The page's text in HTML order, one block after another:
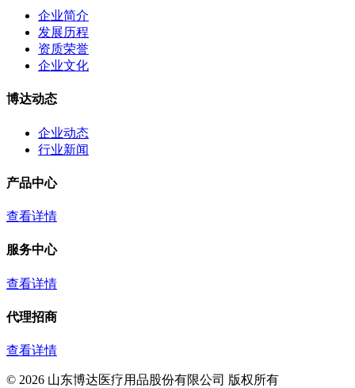
企业简介
发展历程
资质荣誉
企业文化
博达动态
企业动态
行业新闻
产品中心
查看详情
服务中心
查看详情
代理招商
查看详情
© 2026 山东博达医疗用品股份有限公司 版权所有